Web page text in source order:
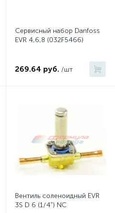
Сервисный набор Danfoss
EVR 4,6,8 (032F5466)
269.64 руб. /шт
Вентиль соленоидный EVR
3S D 6 (1/4") NC